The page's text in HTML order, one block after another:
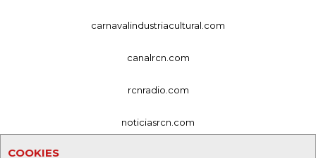
COOKIES
carnavalindustriacultural.com
canalrcn.com
rcnradio.com
noticiasrcn.com